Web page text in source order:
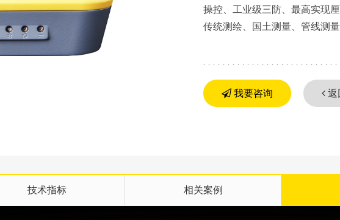
操控、工业级三防、最高实现
传统测绘、国土测量、管线测
我要咨询 返
技术指标 相关案例